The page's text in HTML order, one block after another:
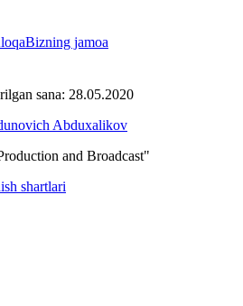
Bizning jamoa
sana: 28.05.2020
Abduxalikov
and Broadcast"
shartlari